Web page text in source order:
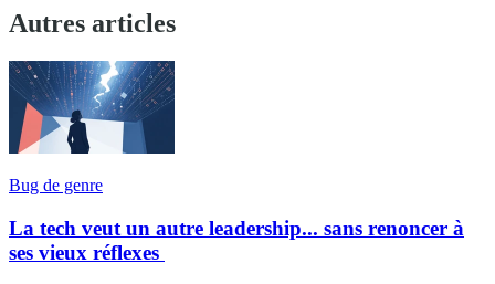
Autres articles
Bug de genre
La tech veut un autre leadership... sans renoncer à
ses vieux réflexes